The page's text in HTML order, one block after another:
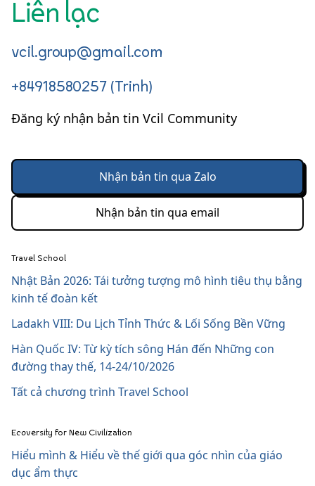
Liên lạc
vcil.group@gmail.com
+84918580257 (Trinh)
Đăng ký nhận bản tin Vcil Community
Nhận bản tin qua Zalo
Nhận bản tin qua email
Travel School
Nhật Bản 2026: Tái tưởng tượng mô hình tiêu thụ bằng
kinh tế đoàn kết
Ladakh VIII: Du Lịch Tỉnh Thức & Lối Sống Bền Vững
Hàn Quốc IV: Từ kỳ tích sông Hán đến Những con
đường thay thế, 14-24/10/2026
Tất cả chương trình Travel School
Ecoversity for New Civilization
Hiểu mình & Hiểu về thế giới qua góc nhìn của giáo
dục ẩm thực